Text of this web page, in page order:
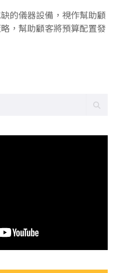
的儀器設備，視作幫助顧
，幫助顧客將預算配置發